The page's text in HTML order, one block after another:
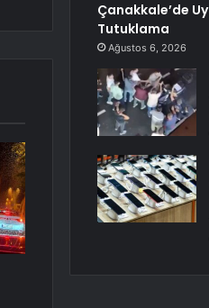
Çanakkale’de
Tutuklama
Ağustos 6, 2026